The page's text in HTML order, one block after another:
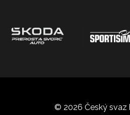
© 2026 Český svaz